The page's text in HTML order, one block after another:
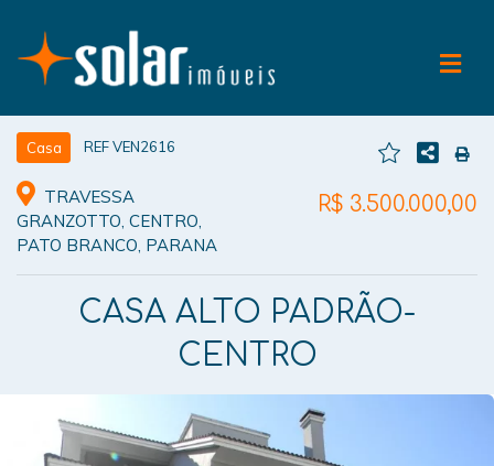
Casa REF VEN2616
TRAVESSA
GRANZOTTO, CENTRO,
PATO BRANCO, PARANA
R$ 3.500.000,00
CASA ALTO PADRÃO-
CENTRO